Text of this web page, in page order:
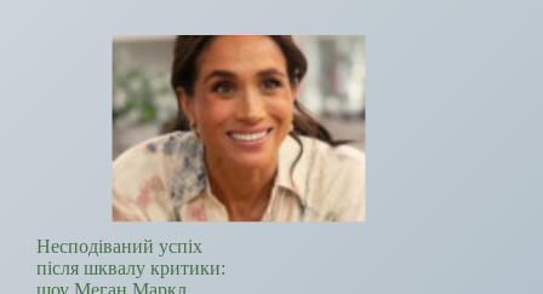
Несподіваний успіх
після шквалу критики: